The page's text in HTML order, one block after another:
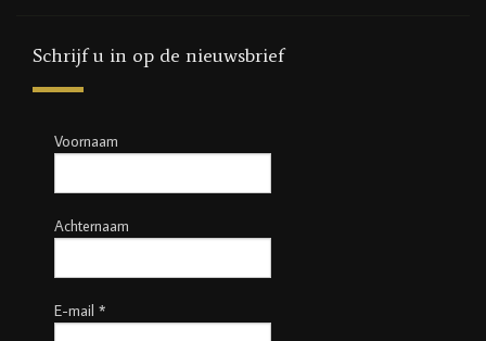
Schrijf u in op de nieuwsbrief
Voornaam
Achternaam
E-mail *